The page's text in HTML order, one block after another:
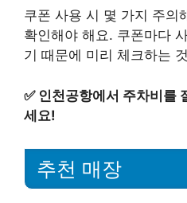
쿠폰 사용 시 몇 가지 주의
확인해야 해요. 쿠폰마다
기 때문에 미리 체크하는
✅ 인천공항에서 주차비를
세요!
추천 매장